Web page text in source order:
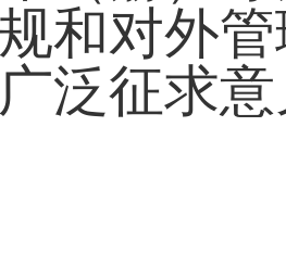
和对外
泛征求